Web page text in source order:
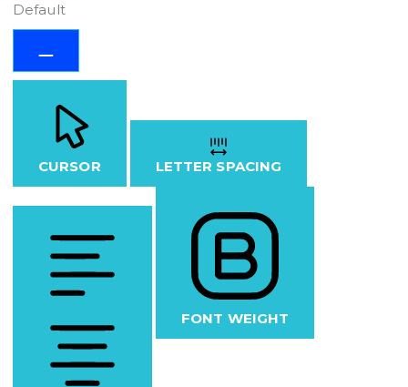
Default
CURSOR LETTER SPACING
FONT WEIGHT